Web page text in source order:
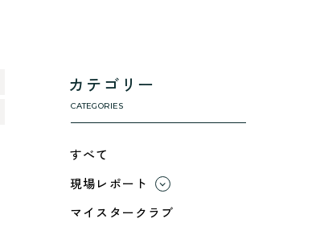
カテゴリー
CATEGORIES
すべて
現場レポート
すべて
マイスタークラブ